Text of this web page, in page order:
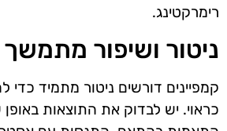
רימרקטינג.
ניטור ושיפור מתמשך
קמפיינים דורשים ניטור מתמיד
כראוי. יש לבדוק את התוצאות